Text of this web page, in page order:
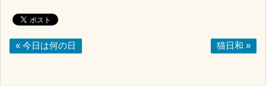
« 今日は何の日 猫日和 »